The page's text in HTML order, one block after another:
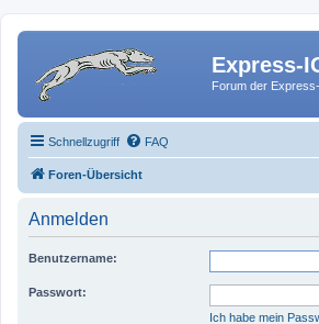
Express-
Forum der
Schnellzugriff FAQ
Foren-Übersicht
Anmelden
Benutzername:
Passwort:
Ich habe mein